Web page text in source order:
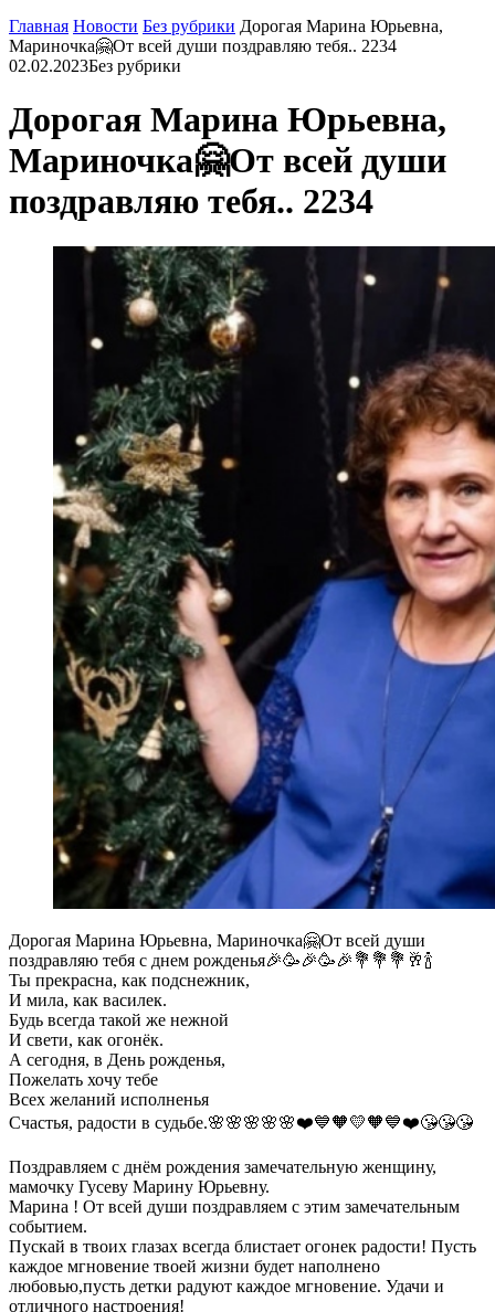
Главная Новости Без рубрики Дорогая Марина Юрьевна,
Мариночка🤗От всей души поздравляю тебя.. 2234
02.02.2023Без рубрики
Дорогая Марина Юрьевна,
Мариночка🤗От всей души
поздравляю тебя.. 2234
Дорогая Марина Юрьевна, Мариночка🤗От всей души
поздравляю тебя с днем рожденья🎉🥳🎉🥳🎉💐💐💐🥂🍾
Ты прекрасна, как подснежник,
И мила, как василек.
Будь всегда такой же нежной
И свети, как огонёк.
А сегодня, в День рожденья,
Пожелать хочу тебе
Всех желаний исполненья
Счастья, радости в судьбе.🌸🌸🌸🌸🌸❤️💙🧡💛🧡💙❤️😘😘😘
Поздравляем с днём рождения замечательную женщину,
мамочку Гусеву Марину Юрьевну.
Марина ! От всей души поздравляем с этим замечательным
событием.
Пускай в твоих глазах всегда блистает огонек радости! Пусть
каждое мгновение твоей жизни будет наполнено
любовью,пусть детки радуют каждое мгновение. Удачи и
отличного настроения!